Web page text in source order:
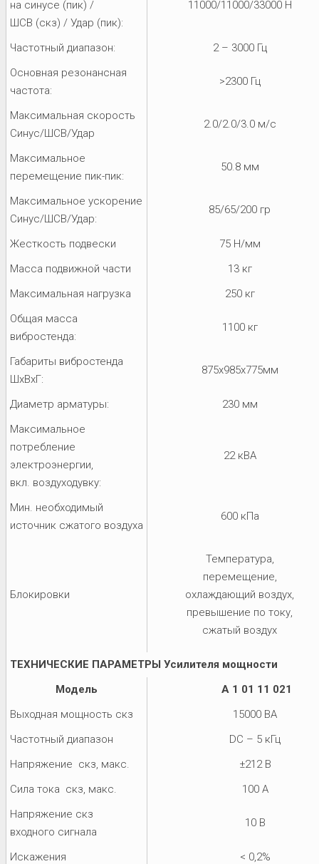
на синусе (пик) /
ШСВ (скз) / Удар (пик):
11000/11000/33000 Н
Частотный диапазон:
2 – 3000 Гц
Основная резонансная
частота:
>2300 Гц
Максимальная скорость
Синус/ШСВ/Удар
2.0/2.0/3.0 м/с
Максимальное
перемещение пик-пик:
50.8 мм
Максимальное ускорение
Синус/ШСВ/Удар:
85/65/200 гр
Жесткость подвески
75 Н/мм
Масса подвижной части
13 кг
Максимальная нагрузка
250 кг
Общая масса
вибростенда:
1100 кг
Габариты вибростенда
ШхВхГ:
875x985x775мм
Диаметр арматуры:
230 мм
Максимальное
потребление
электроэнергии,
вкл. воздуходувку:
22 кВА
Мин. необходимый
источник сжатого воздуха
600 кПа
Блокировки
Температура,
перемещение,
охлаждающий воздух,
превышение по току,
сжатый воздух
ТЕХНИЧЕСКИЕ ПАРАМЕТРЫ Усилителя мощности
Модель
A 1 01 11 021
Выходная мощность скз
15000 ВА
Частотный диапазон
DC – 5 кГц
Напряжение скз, макс.
±212 В
Сила тока скз, макс.
100 A
Напряжение скз
входного сигнала
10 В
Искажения
< 0,2%